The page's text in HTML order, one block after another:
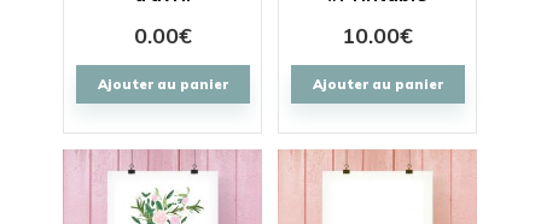
0.00€
Ajouter au panier
10.00€
Ajouter au panier